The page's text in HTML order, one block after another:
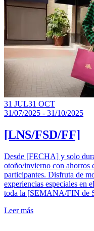
31 JUL31 OCT
31/07/2025 - 31/10/2025
[LNS/FSD/FF]
Desde [FECHA] y solo
otoño/invierno con ahorros
participantes. Disfruta de
experiencias especiales
toda la [SEMANA/FIN de
Leer más